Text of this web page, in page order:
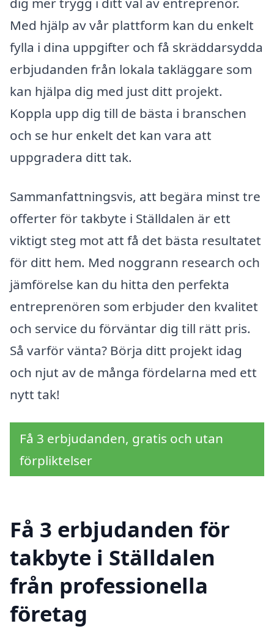
Med hjälp av vår plattform kan du enkelt
fylla i dina uppgifter och få skräddarsydda
erbjudanden från lokala takläggare som
kan hjälpa dig med just ditt projekt.
Koppla upp dig till de bästa i branschen
och se hur enkelt det kan vara att
uppgradera ditt tak.
Sammanfattningsvis, att begära minst tre
offerter för takbyte i Ställdalen är ett
viktigt steg mot att få det bästa resultatet
för ditt hem. Med noggrann research och
jämförelse kan du hitta den perfekta
entreprenören som erbjuder den kvalitet
och service du förväntar dig till rätt pris.
Så varför vänta? Börja ditt projekt idag
och njut av de många fördelarna med ett
nytt tak!
Få 3 erbjudanden, gratis och utan
förpliktelser
Få 3 erbjudanden för
takbyte i Ställdalen
från professionella
företag